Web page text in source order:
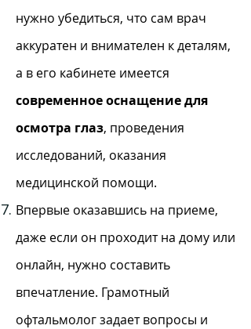
нужно убедиться, что сам врач
аккуратен и внимателен к деталям,
а в его кабинете имеется
современное оснащение для
осмотра глаз, проведения
исследований, оказания
медицинской помощи.
Впервые оказавшись на приеме,
даже если он проходит на дому или
онлайн, нужно составить
впечатление. Грамотный
офтальмолог задает вопросы и